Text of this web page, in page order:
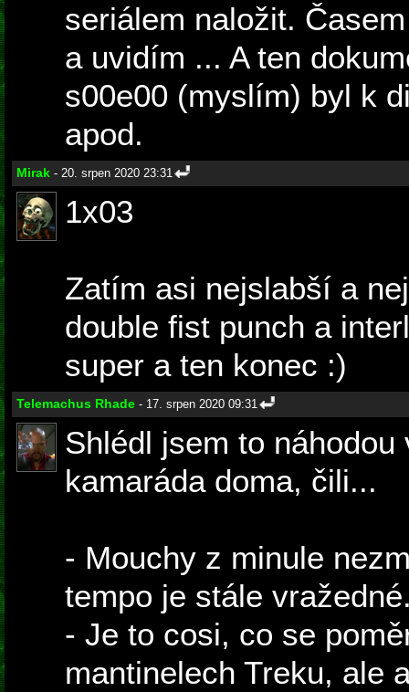
seriálem naložit.
a uvidím ... A ten
s00e00 (myslím) byl k
apod.
Mirak - 20. srpen 2020 23:31
1x03
Zatím asi nejslabší a
double fist punch a
super a ten konec :)
Telemachus Rhade - 17. srpen 2020 09:31
Shlédl jsem to náhodou
kamaráda doma, čili...
- Mouchy z minule
tempo je stále
- Je to cosi, co se
mantinelech Treku, ale